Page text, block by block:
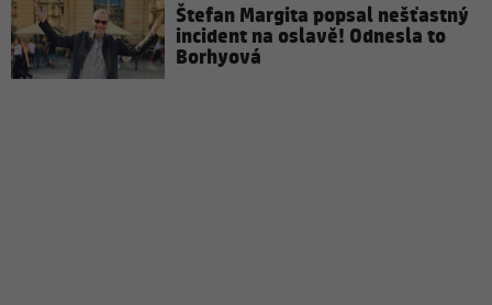
Štefan Margita popsal nešťastný
incident na oslavě! Odnesla to
Borhyová